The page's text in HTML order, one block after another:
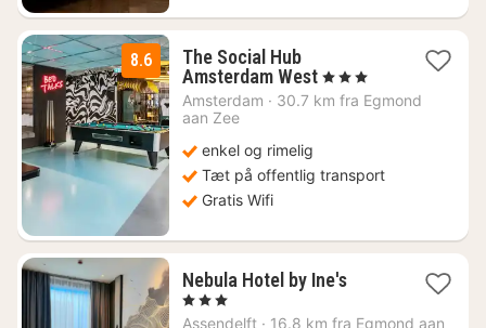
8.6
The Social Hub
Amsterdam West1
nat
, 3 Stjerner
Amsterdam · 30.7 km fra Egmond
aan Zee
enkel og rimelig
Tæt på offentlig transport
Gratis Wifi
Nebula Hotel by Ine's1
fra
, 3 Stjerner
Assendelft · 16.8 km fra Egmond aan